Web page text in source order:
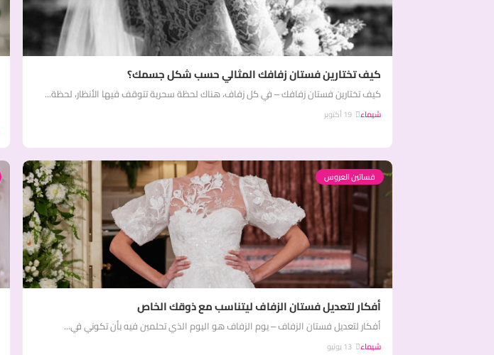
كيف تختارين فستان زفافك المثالي حسب شكل جسمك؟
كيف تختارين فستان زفافك – في كل زفاف، هناك لحظة سحرية تتوقف فيها الأنظار، لحظة...
شيماء
فساتين العروس
أفكار لتعديل فستان الزفاف ليتناسب مع ذوقك الخاص
أفكار لتعديل فستان الزفاف – يوم الزفاف هو اليوم الذي تحلمين فيه بأن تكوني في...
شيماء